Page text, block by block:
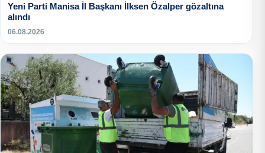
Yeni Parti Manisa İl Başkanı İlksen Özalper gözaltına
alındı
06.08.2026